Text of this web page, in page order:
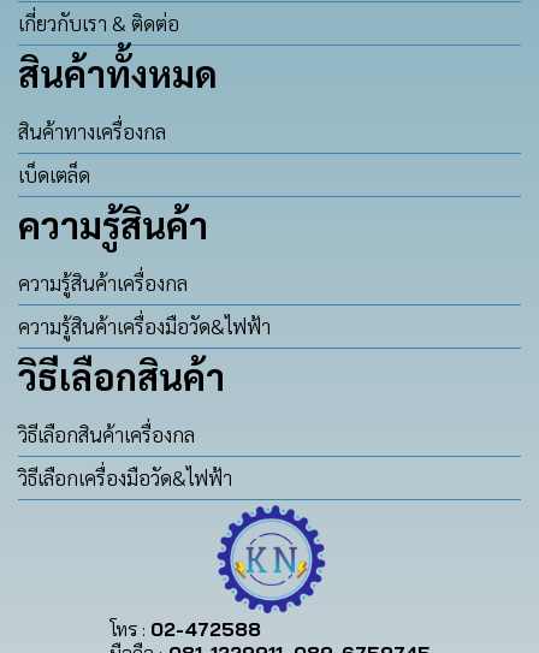
เกี่ยวกับเรา & ติดต่อ
สินค้าทั้งหมด
สินค้าทางเครื่องกล
เบ็ดเตล็ด
ความรู้สินค้า
ความรู้สินค้าเครื่องกล
ความรู้สินค้าเครื่องมือวัด&ไฟฟ้า
วิธีเลือกสินค้า
วิธีเลือกสินค้าเครื่องกล
วิธีเลือกเครื่องมือวัด&ไฟฟ้า
โทร : 02-472588